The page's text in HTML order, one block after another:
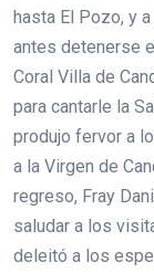
hasta El Pozo, y
antes detenerse
Coral Villa de
para cantarle la
produjo fervor a
a la Virgen de
regreso, Fray
saludar a los
deleitó a los